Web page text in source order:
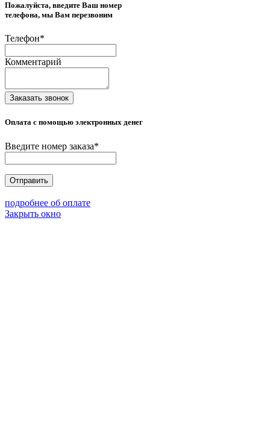
Пожалуйста, введите Ваш номер
телефона, мы Вам перезвоним
Телефон*
Комментарий
Заказать звонок
Оплата с помощью электронных денег
Введите номер заказа*
Отправить
подробнее об оплате
Закрыть окно